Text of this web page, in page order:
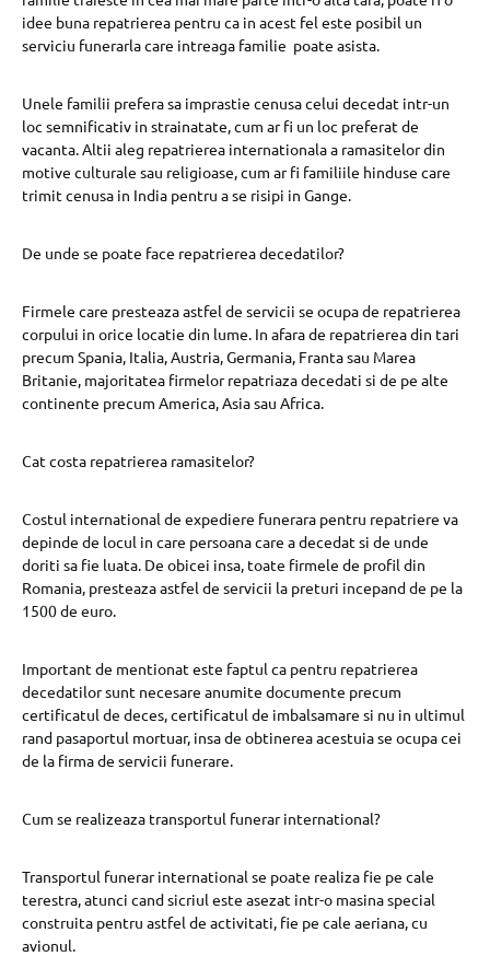
idee buna repatrierea pentru ca in acest fel este posibil un
serviciu funerarla care intreaga familie poate asista.
Unele familii prefera sa imprastie cenusa celui decedat intr-un
loc semnificativ in strainatate, cum ar fi un loc preferat de
vacanta. Altii aleg repatrierea internationala a ramasitelor din
motive culturale sau religioase, cum ar fi familiile hinduse care
trimit cenusa in India pentru a se risipi in Gange.
De unde se poate face repatrierea decedatilor?
Firmele care presteaza astfel de servicii se ocupa de repatrierea
corpului in orice locatie din lume. In afara de repatrierea din tari
precum Spania, Italia, Austria, Germania, Franta sau Marea
Britanie, majoritatea firmelor repatriaza decedati si de pe alte
continente precum America, Asia sau Africa.
Cat costa repatrierea ramasitelor?
Costul international de expediere funerara pentru repatriere va
depinde de locul in care persoana care a decedat si de unde
doriti sa fie luata. De obicei insa, toate firmele de profil din
Romania, presteaza astfel de servicii la preturi incepand de pe la
1500 de euro.
Important de mentionat este faptul ca pentru repatrierea
decedatilor sunt necesare anumite documente precum
certificatul de deces, certificatul de imbalsamare si nu in ultimul
rand pasaportul mortuar, insa de obtinerea acestuia se ocupa cei
de la firma de servicii funerare.
Cum se realizeaza transportul funerar international?
Transportul funerar international se poate realiza fie pe cale
terestra, atunci cand sicriul este asezat intr-o masina special
construita pentru astfel de activitati, fie pe cale aeriana, cu
avionul.